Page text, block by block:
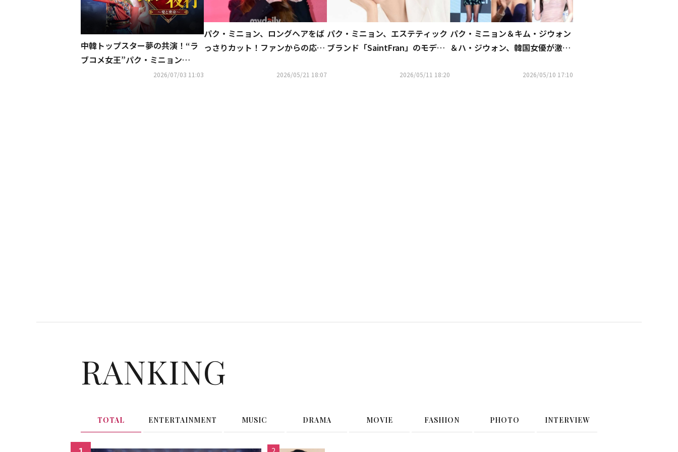
中韓トップスター夢の共演！“ラ
ブコメ女王”パク・ミニョン
×“ロマンス職人”チャン・ハン
2026/07/03 11:03
パク・ミニョン、ロングヘアをば
っさりカット！ファンからの応援
2026/05/21 18:07
パク・ミニョン、エステティック
ブランド「SaintFran」のモデル
2026/05/11 18:20
パク・ミニョン＆キム・ジウォン
＆ハ・ジウォン、韓国女優が激や
2026/05/10 17:10
RANKING
TOTAL ENTERTAINMENT MUSIC DRAMA MOVIE FASHION PHOTO INTERVIEW